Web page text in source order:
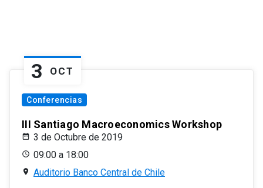
3 OCT
Conferencias
III Santiago Macroeconomics Workshop
3 de Octubre de 2019
09:00 a 18:00
Auditorio Banco Central de Chile